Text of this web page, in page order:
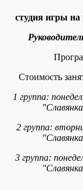
студия игры на
Стоимость
1 группа:
2 группа:
3 группа: